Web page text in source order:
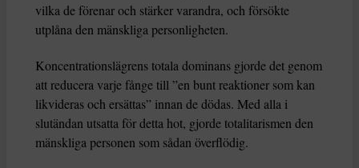
vilka de förenar och stärker varandra, och försökte
utplåna den mänskliga personligheten.
Koncentrationslägrens totala dominans gjorde det genom
att reducera varje fånge till ”en bunt reaktioner som kan
likvideras och ersättas” innan de dödas. Med alla i
slutändan utsatta för detta hot, gjorde totalitarismen den
mänskliga personen som sådan överflödig.